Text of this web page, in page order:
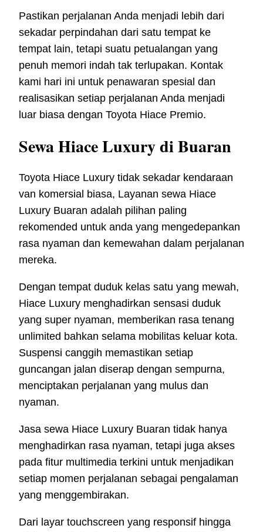
Pastikan perjalanan Anda menjadi lebih dari
sekadar perpindahan dari satu tempat ke
tempat lain, tetapi suatu petualangan yang
penuh memori indah tak terlupakan. Kontak
kami hari ini untuk penawaran spesial dan
realisasikan setiap perjalanan Anda menjadi
luar biasa dengan Toyota Hiace Premio.
Sewa Hiace Luxury di Buaran
Toyota Hiace Luxury tidak sekadar kendaraan
van komersial biasa, Layanan sewa Hiace
Luxury Buaran adalah pilihan paling
rekomended untuk anda yang mengedepankan
rasa nyaman dan kemewahan dalam perjalanan
mereka.
Dengan tempat duduk kelas satu yang mewah,
Hiace Luxury menghadirkan sensasi duduk
yang super nyaman, memberikan rasa tenang
unlimited bahkan selama mobilitas keluar kota.
Suspensi canggih memastikan setiap
guncangan jalan diserap dengan sempurna,
menciptakan perjalanan yang mulus dan
nyaman.
Jasa sewa Hiace Luxury Buaran tidak hanya
menghadirkan rasa nyaman, tetapi juga akses
pada fitur multimedia terkini untuk menjadikan
setiap momen perjalanan sebagai pengalaman
yang menggembirakan.
Dari layar touchscreen yang responsif hingga